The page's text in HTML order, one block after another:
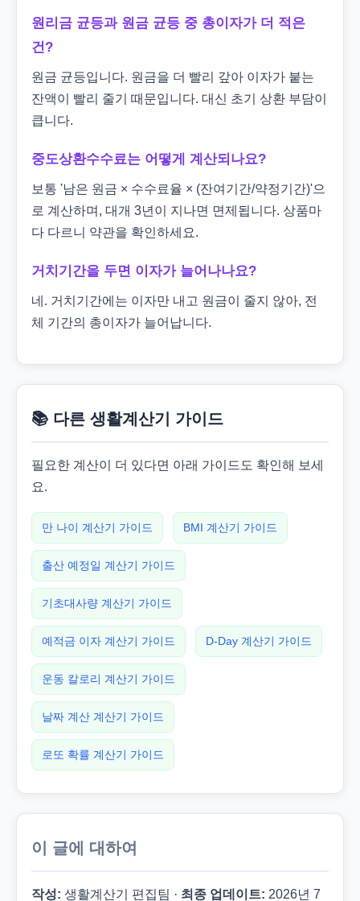
원리금 균등과 원금 균등 중 총이자가 더 적은
건?
원금 균등입니다. 원금을 더 빨리 갚아 이자가 붙는
잔액이 빨리 줄기 때문입니다. 대신 초기 상환 부담이
큽니다.
중도상환수수료는 어떻게 계산되나요?
보통 '남은 원금 × 수수료율 × (잔여기간/약정기간)'으
로 계산하며, 대개 3년이 지나면 면제됩니다. 상품마
다 다르니 약관을 확인하세요.
거치기간을 두면 이자가 늘어나나요?
네. 거치기간에는 이자만 내고 원금이 줄지 않아, 전
체 기간의 총이자가 늘어납니다.
📚 다른 생활계산기 가이드
필요한 계산이 더 있다면 아래 가이드도 확인해 보세
요.
만 나이 계산기 가이드 BMI 계산기 가이드
출산 예정일 계산기 가이드
기초대사량 계산기 가이드
예적금 이자 계산기 가이드 D-Day 계산기 가이드
운동 칼로리 계산기 가이드
날짜 계산 계산기 가이드
로또 확률 계산기 가이드
이 글에 대하여
작성: 생활계산기 편집팀 · 최종 업데이트: 2026년 7